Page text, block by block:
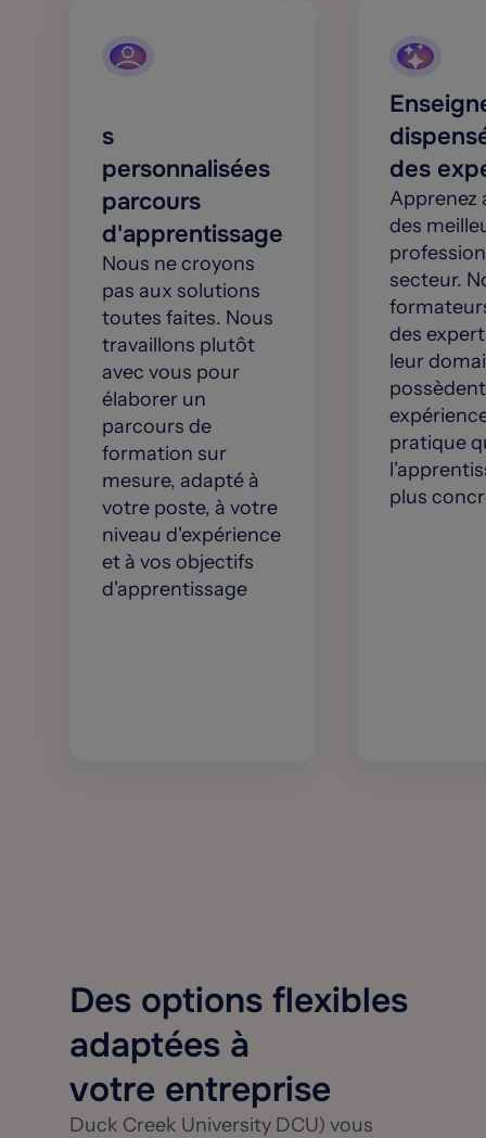
s
personnalisées
parcours
d'apprentissage
Nous ne croyons
pas aux solutions
toutes faites. Nous
travaillons plutôt
avec vous pour
élaborer un
parcours de
formation sur
mesure, adapté à
votre poste, à votre
niveau d'expérience
et à vos objectifs
d'apprentissage
des
Apprenez
des
secteur.
des
leur
pratique
plus
Des options flexibles
adaptées à
votre entreprise
Duck Creek University DCU) vous